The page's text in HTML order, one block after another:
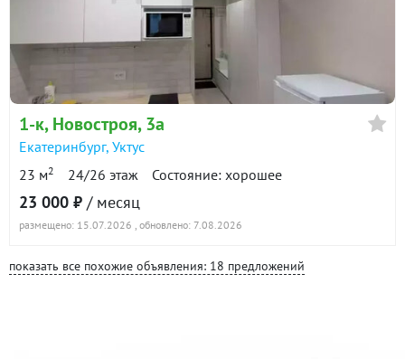
1-к, Новостроя, 3а
Екатеринбург, Уктус
23 м2 24/26 этаж Состояние: хорошее
23 000 ₽ / месяц
размещено: 15.07.2026 , обновлено: 7.08.2026
показать все похожие объявления: 18 предложений